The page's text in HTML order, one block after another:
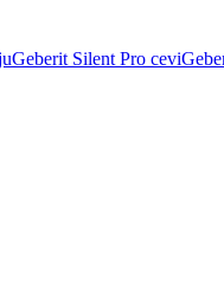
Geberit Silent Pro cevi